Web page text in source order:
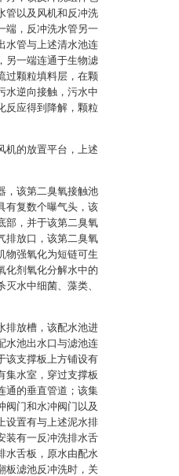
管以及风机和反冲洗
端，反冲洗水管另一
水管与上述清水池连
另一端连通于生物滤
过颗粒填料层，在颗
水逆向接触，污水中
反应得到降解，颗粒
机的放置平台，上述
，该第二臭氧接触池
有复数个曝气头，该
部，并于该第二臭氧
排放口，该第二臭氧
物强氧化为短链可生
化剂氧化分解水中的
水中细菌、藻类、
排放槽，该配水池进
水池出水口与滤池连
该支撑板上方铺设有
集水室，穿过支撑板
通的垂直管道；该集
阀门和水冲阀门以及
设置有与上述泥水排
装有一反冲洗排水舌
水舌板，原水由配水
板滤池反冲洗时，关